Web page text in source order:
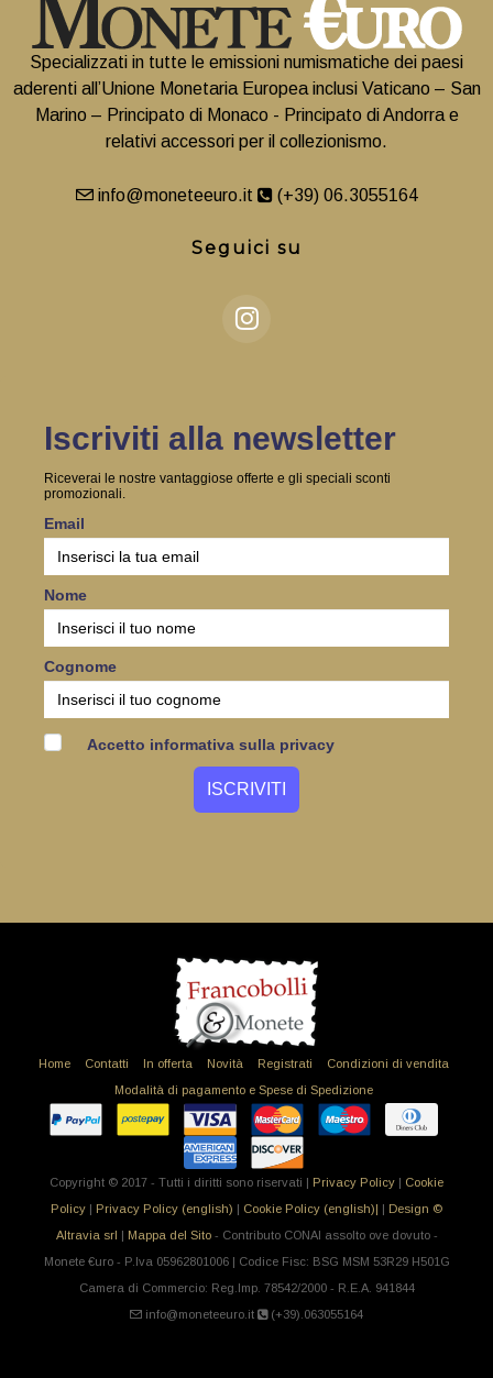
Specializzati in tutte le emissioni numismatiche dei paesi
aderenti all’Unione Monetaria Europea inclusi Vaticano – San
Marino – Principato di Monaco - Principato di Andorra e
relativi accessori per il collezionismo.
info@moneteeuro.it (+39) 06.3055164
Seguici su
Iscriviti alla newsletter
Riceverai le nostre vantaggiose offerte e gli speciali sconti
promozionali.
Email
Nome
Cognome
Accetto informativa sulla privacy
Home Contatti In offerta Novità Registrati
Condizioni di vendita
Modalità di pagamento e Spese di Spedizione
Copyright © 2017 - Tutti i diritti sono riservati | Privacy Policy | Cookie
Policy | Privacy Policy (english) | Cookie Policy (english)| | Design ©
Altravia srl | Mappa del Sito- Contributo CONAI assolto ove dovuto -
Monete €uro - P.Iva 05962801006 | Codice Fisc: BSG MSM 53R29 H501G
Camera di Commercio: Reg.Imp. 78542/2000 - R.E.A. 941844
info@moneteeuro.it
(+39).063055164